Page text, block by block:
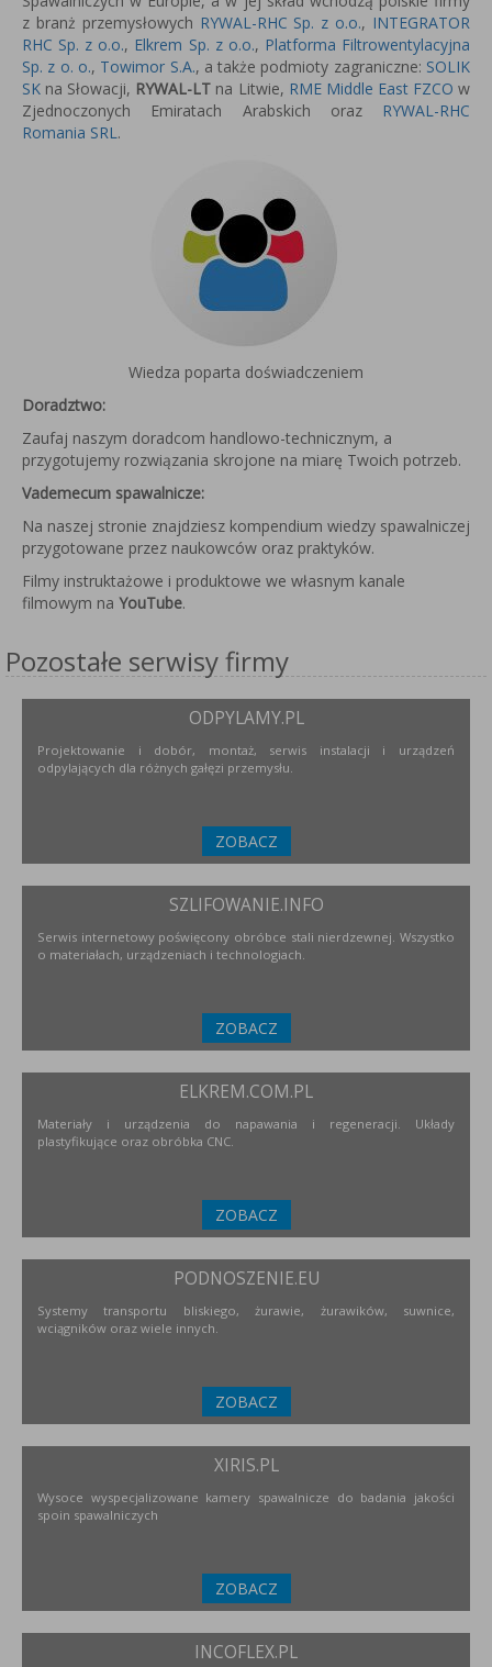
z branż przemysłowych RYWAL-RHC Sp. z o.o., INTEGRATOR
RHC Sp. z o.o., Elkrem Sp. z o.o., Platforma Filtrowentylacyjna
Sp. z o. o., Towimor S.A., a także podmioty zagraniczne: SOLIK
SK na Słowacji, RYWAL-LT na Litwie, RME Middle East FZCO w
Zjednoczonych Emiratach Arabskich oraz RYWAL-RHC
Romania SRL.
Wiedza poparta doświadczeniem
Doradztwo:
Zaufaj naszym doradcom handlowo-technicznym, a
przygotujemy rozwiązania skrojone na miarę Twoich potrzeb.
Vademecum spawalnicze:
Na naszej stronie znajdziesz kompendium wiedzy spawalniczej
przygotowane przez naukowców oraz praktyków.
Filmy instruktażowe i produktowe we własnym kanale
filmowym na YouTube.
Pozostałe serwisy firmy
ODPYLAMY.PL
Projektowanie i dobór, montaż, serwis instalacji i urządzeń
odpylających dla różnych gałęzi przemysłu.
ZOBACZ
SZLIFOWANIE.INFO
Serwis internetowy poświęcony obróbce stali nierdzewnej. Wszystko
o materiałach, urządzeniach i technologiach.
ZOBACZ
ELKREM.COM.PL
Materiały i urządzenia do napawania i regeneracji. Układy
plastyfikujące oraz obróbka CNC.
ZOBACZ
PODNOSZENIE.EU
Systemy transportu bliskiego, żurawie, żurawików, suwnice,
wciągników oraz wiele innych.
ZOBACZ
XIRIS.PL
Wysoce wyspecjalizowane kamery spawalnicze do badania jakości
spoin spawalniczych
ZOBACZ
INCOFLEX.PL